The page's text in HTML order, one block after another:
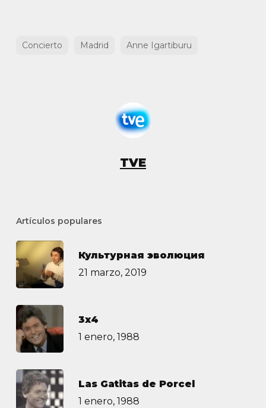
Concierto Madrid Anne Igartiburu
TVE
Artículos populares
Культурная эволюция
21 marzo, 2019
3х4
1 enero, 1988
Las Gatitas de Porcel
1 enero, 1988